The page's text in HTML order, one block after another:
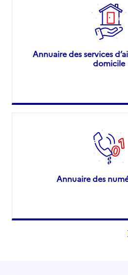
Annuaire des services
domicile
Annuaire des